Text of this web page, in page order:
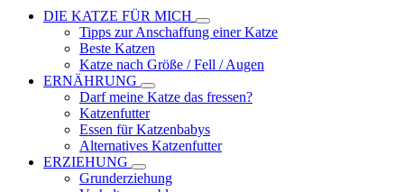
DIE KATZE FÜR MICH
Tipps zur Anschaffung einer Katze
Beste Katzen
Katze nach Größe / Fell / Augen
ERNÄHRUNG
Darf meine Katze das fressen?
Katzenfutter
Essen für Katzenbabys
Alternatives Katzenfutter
ERZIEHUNG
Grunderziehung